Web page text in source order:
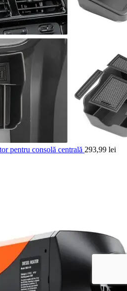
pentru consolă centrală 293,99 lei